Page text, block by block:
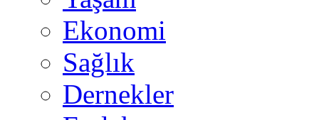
Ekonomi
Sağlık
Dernekler